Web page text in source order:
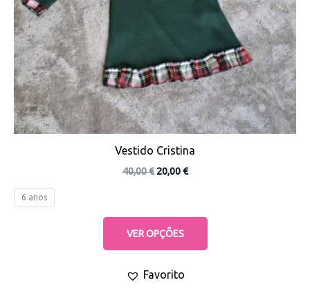
Vestido Cristina
40,00€ 20,00€
6 anos
VER OPÇÕES
chosen
on
the
product
page
Favorito